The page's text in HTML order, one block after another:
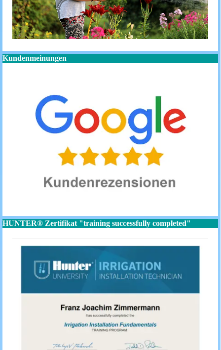
Kundenmeinungen
HUNTER® Zertifikat "training successfully completed"